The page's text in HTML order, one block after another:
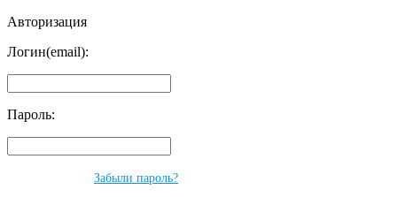
Авторизация
Логин(email):
Пароль:
Забыли пароль?